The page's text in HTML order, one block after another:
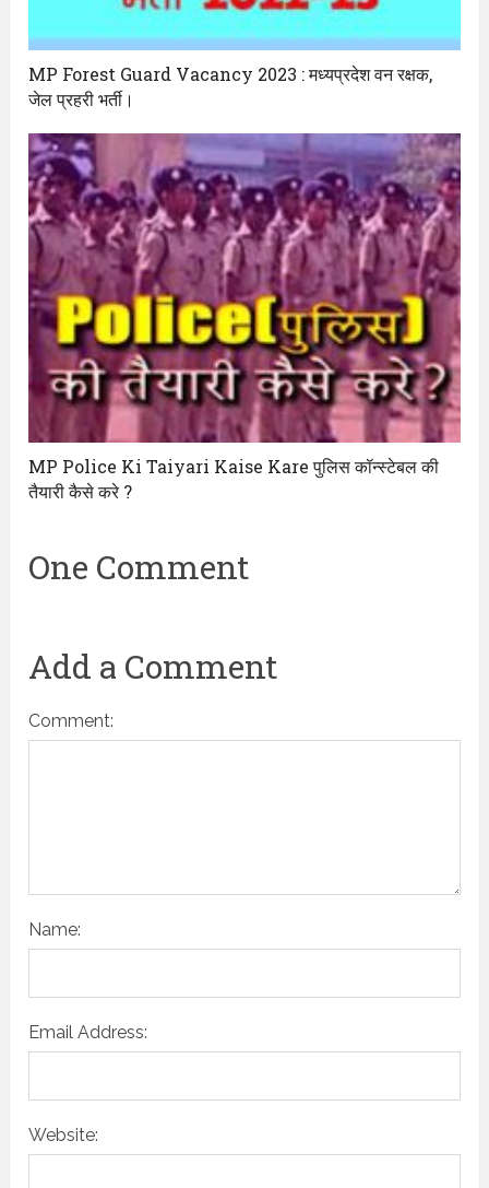
MP Forest Guard Vacancy 2023 : मध्यप्रदेश वन रक्षक,
जेल प्रहरी भर्ती।
MP Police Ki Taiyari Kaise Kare पुलिस कॉन्स्टेबल की
तैयारी कैसे करे ?
One Comment
Add a Comment
Comment:
Name:
Email Address:
Website: